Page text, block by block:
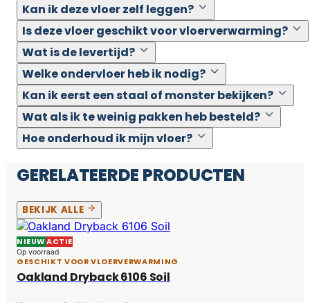
Kan ik deze vloer zelf leggen?
Is deze vloer geschikt voor vloerverwarming?
Wat is de levertijd?
Welke ondervloer heb ik nodig?
Kan ik eerst een staal of monster bekijken?
Wat als ik te weinig pakken heb besteld?
Hoe onderhoud ik mijn vloer?
GERELATEERDE PRODUCTEN
BEKIJK ALLE
NIEUWACTIE
Op voorraad
GESCHIKT VOOR VLOERVERWARMING
Oakland Dryback 6106 Soil